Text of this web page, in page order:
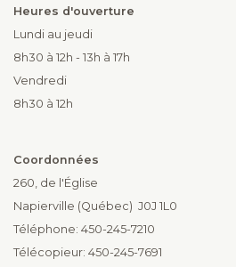
Heures d'ouverture
Lundi au jeudi
8h30 à 12h - 13h à 17h
Vendredi
8h30 à 12h
Coordonnées
260, de l'Église
Napierville (Québec) J0J 1L0
Téléphone: 450-245-7210
Télécopieur: 450-245-7691